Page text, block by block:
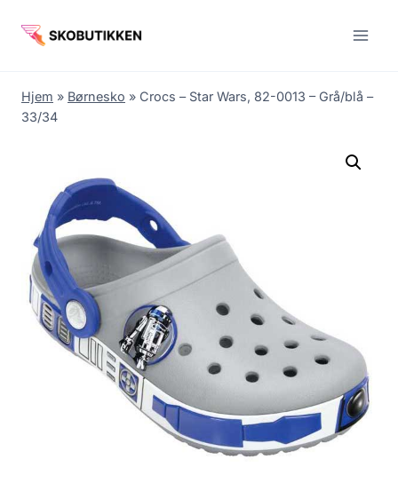
Hjem » Børnesko » Crocs – Star Wars, 82-0013 – Grå/blå –
33/34